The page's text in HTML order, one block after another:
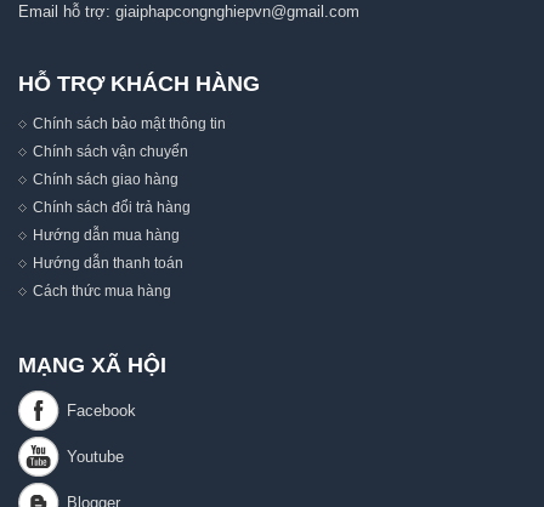
Email hỗ trợ: giaiphapcongnghiepvn@gmail.com
HỖ TRỢ KHÁCH HÀNG
Chính sách bảo mật thông tin
Chính sách vận chuyển
Chính sách giao hàng
Chính sách đổi trả hàng
Hướng dẫn mua hàng
Hướng dẫn thanh toán
Cách thức mua hàng
MẠNG XÃ HỘI